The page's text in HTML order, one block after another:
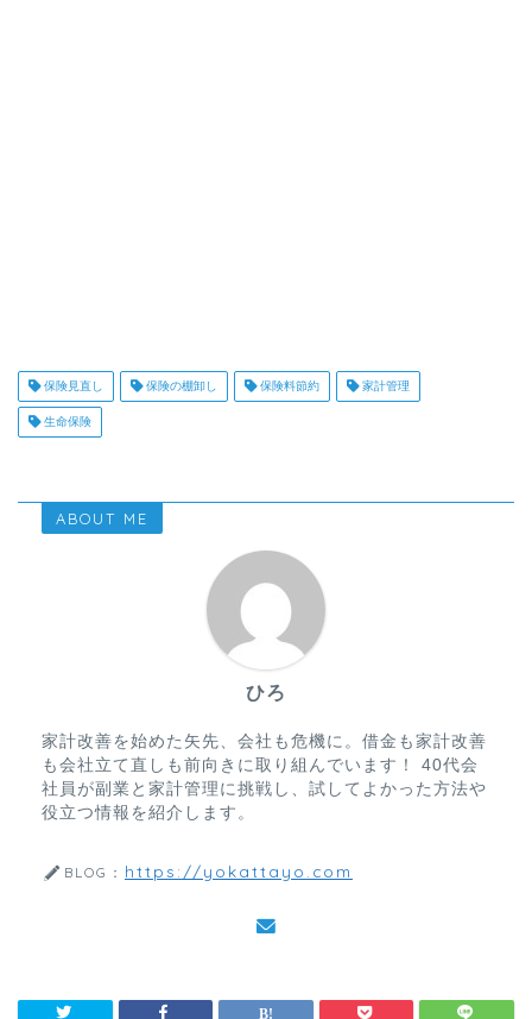
保険見直し 保険の棚卸し 保険料節約 家計管理
生命保険
ABOUT ME
ひろ
家計改善を始めた矢先、会社も危機に。借金も家計改善
も会社立て直しも前向きに取り組んでいます！ 40代会
社員が副業と家計管理に挑戦し、試してよかった方法や
役立つ情報を紹介します。
BLOG： https://yokattayo.com